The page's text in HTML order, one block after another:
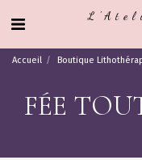
Accueil Boutique
FÉE